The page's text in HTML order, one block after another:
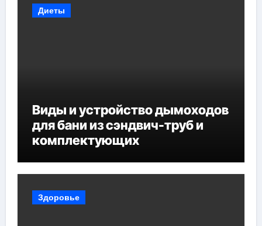
Диеты
Виды и устройство дымоходов
для бани из сэндвич-труб и
комплектующих
Здоровье